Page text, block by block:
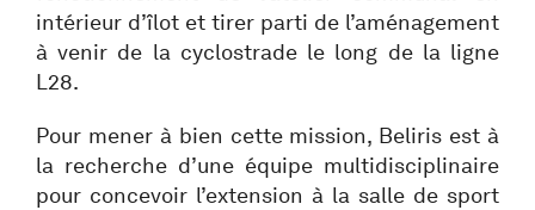
intérieur d’îlot et tirer parti de l’aménagement
à venir de la cyclostrade le long de la ligne
L28.
Pour mener à bien cette mission, Beliris est à
la recherche d’une équipe multidisciplinaire
pour concevoir l’extension à la salle de sport